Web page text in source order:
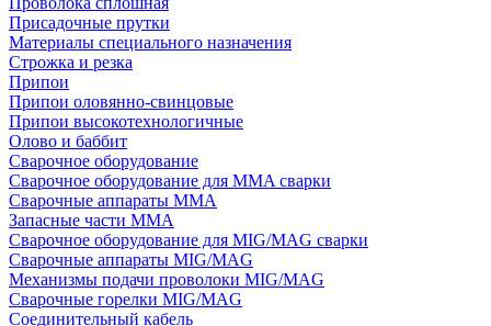
Присадочные прутки
Материалы специального назначения
Строжка и резка
Припои
Припои оловянно-свинцовые
Припои высокотехнологичные
Олово и баббит
Сварочное оборудование
Сварочное оборудование для MMA сварки
Сварочные аппараты MMA
Запасные части MMA
Сварочное оборудование для MIG/MAG сварки
Сварочные аппараты MIG/MAG
Механизмы подачи проволоки MIG/MAG
Сварочные горелки MIG/MAG
Соединительный кабель